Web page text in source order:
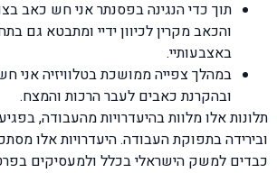
תוך כדי הנגינה בפסנתר אני חש כאב
והכאב מקרין לכיוון ידיי ומתבטא גם
באצבעותיי.
במהלך צפייה ממושכת בטלוויזיה אני
ובהקרנת כאבים לעבר הרכות והמצח.
תלונות אלו מלוות בהיעדרויות מהעבודה,
ובירידה בתפוקת העבודה. היעדרויות אלו
כבדים למשק הישראלי בכלל ולמעסיקים